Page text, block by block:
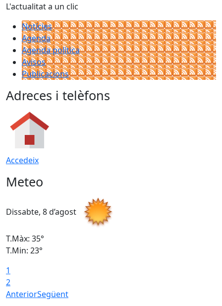
L'actualitat a un clic
Notícies
Agenda
Agenda política
Avisos
Publicacions
Adreces i telèfons
Accedeix
Meteo
Dissabte, 8 d’agost
T.Màx: 35°
T.Min: 23°
1
2
AnteriorSegüent